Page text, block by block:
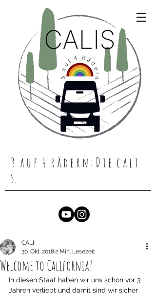
3 a u f 4 r ä d e r n : D i e c a l i
s.
Welcome to California!
CALI
30. Okt. 20182 Min. Lesezeit
In diesen Staat haben wir uns schon vor 3
Jahren verliebt und damit sind wir sicher